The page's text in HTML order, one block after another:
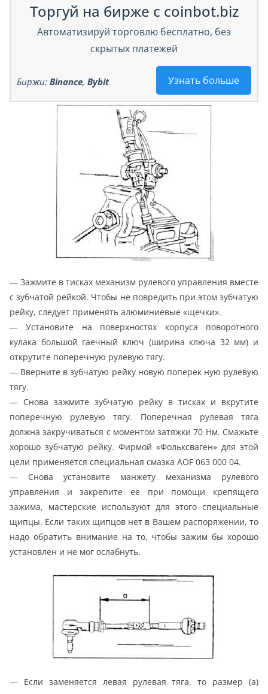
Торгуй на бирже с coinbot.biz
Автоматизируй торговлю бесплатно, без
скрытых платежей
Узнать больше
Биржи: Binance, Bybit
— Зажмите в тисках механизм рулевого управления вместе
с зубчатой рейкой. Чтобы не повредить при этом зубчатую
рейку, следует применять алюминиевые «щечки».
— Установите на поверхностях корпуса поворотного
кулака большой гаечный ключ (ширина ключа 32 мм) и
открутите поперечную рулевую тягу.
— Вверните в зубчатую рейку новую поперек ную рулевую
тягу.
— Снова зажмите зубчатую рейку в тисках и вкрутите
поперечную рулевую тягу. Поперечная рулевая тяга
должна закручиваться с моментом затяжки 70 Нм. Смажьте
хорошо зубчатую рейку. Фирмой «Фольксваген» для этой
цели применяется специальная смазка AOF 063 000 04.
— Снова установите манжету механизма рулевого
управления и закрепите ее при помощи крепящего
зажима, мастерские используют для этого специальные
щипцы. Если таких щипцов нет в Вашем распоряжении, то
надо обратить внимание на то, чтобы зажим бы хорошо
установлен и не мог ослабнуть.
— Если заменяется левая рулевая тяга, то размер (а)